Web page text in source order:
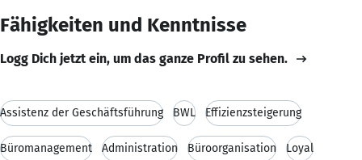
Fähigkeiten und Kenntnisse
Logg Dich jetzt ein, um das ganze Profil zu sehen.
Assistenz der Geschäftsführung BWL Effizienzsteigerung
Büromanagement Administration Büroorganisation Loyal